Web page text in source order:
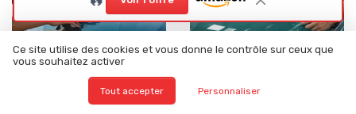
• 13/11/2025
Ce site utilise des cookies et vous donne le contrôle sur ceux que
vous souhaitez activer
Tout accepter Personnaliser